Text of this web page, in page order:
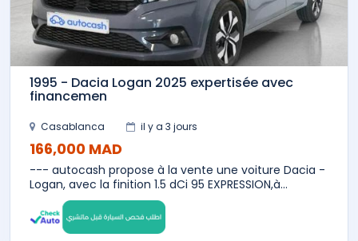
1995 - Dacia Logan 2025 expertisée avec
financemen
Casablanca il y a 3 jours
166,000 MAD
--- autocash propose à la vente une voiture Dacia -
Logan, avec la finition 1.5 dCi 95 EXPRESSION,à...